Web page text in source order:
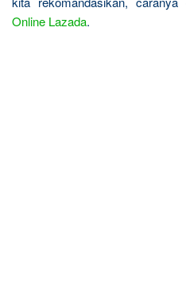
Online Lazada.